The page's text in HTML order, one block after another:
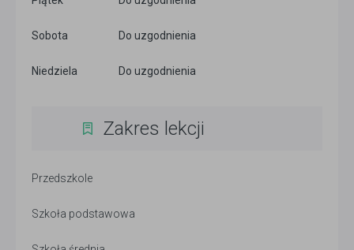
Sobota Do uzgodnienia
Niedziela Do uzgodnienia
Zakres lekcji
Przedszkole
Szkoła podstawowa